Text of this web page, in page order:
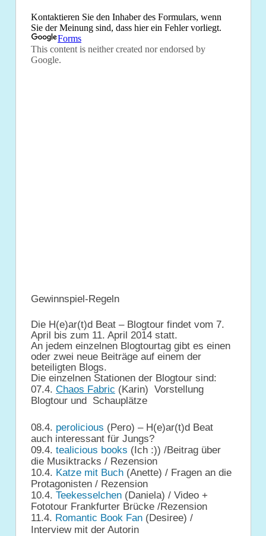
Gewinnspiel-Regeln
Die H(e)ar(t)d Beat – Blogtour findet vom 7.
April bis zum 11. April 2014 statt.
An jedem einzelnen Blogtourtag gibt es einen
oder zwei neue Beiträge auf einem der
beteiligten Blogs.
Die einzelnen Stationen der Blogtour sind:
07.4. Chaos Fabric (Karin) Vorstellung
Blogtour und Schauplätze
08.4. perolicious (Pero) – H(e)ar(t)d Beat
auch interessant für Jungs?
09.4. tealicious books (Ich :)) /Beitrag über
die Musiktracks / Rezension
10.4. Katze mit Buch (Anette) / Fragen an die
Protagonisten / Rezension
10.4. Teekesselchen (Daniela) / Video +
Fototour Frankfurter Brücke /Rezension
11.4. Romantic Book Fan (Desiree) /
Interview mit der Autorin